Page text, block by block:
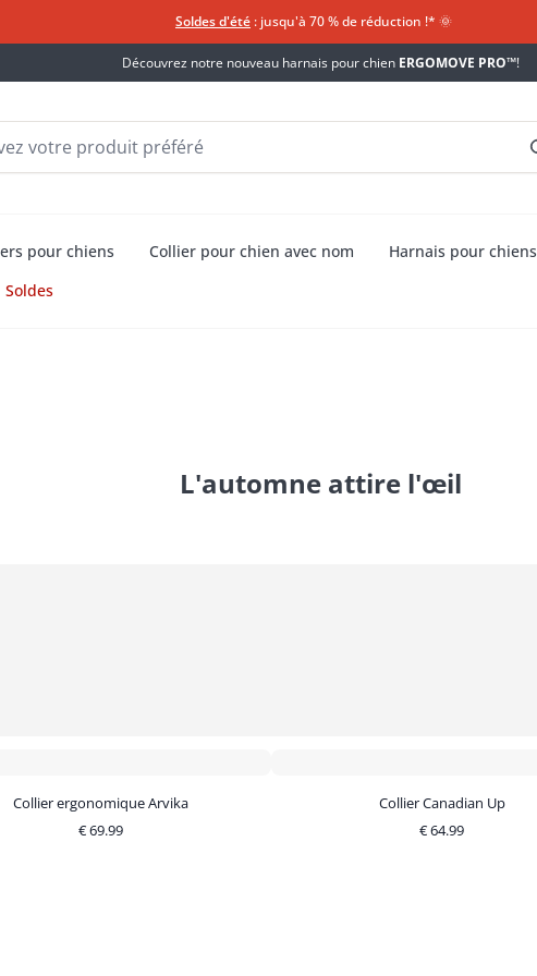
Soldes d'été : jusqu'à 70 % de réduction !*​ 🌞
Découvrez notre nouveau harnais pour chien ERGOMOVE PRO™!
pour chiens Collier pour chien avec nom Harnais pour chiens
Soldes
L'automne attire l'œil
Collier ergonomique Arvika
€69.99
Collier Canadian Up
€64.99